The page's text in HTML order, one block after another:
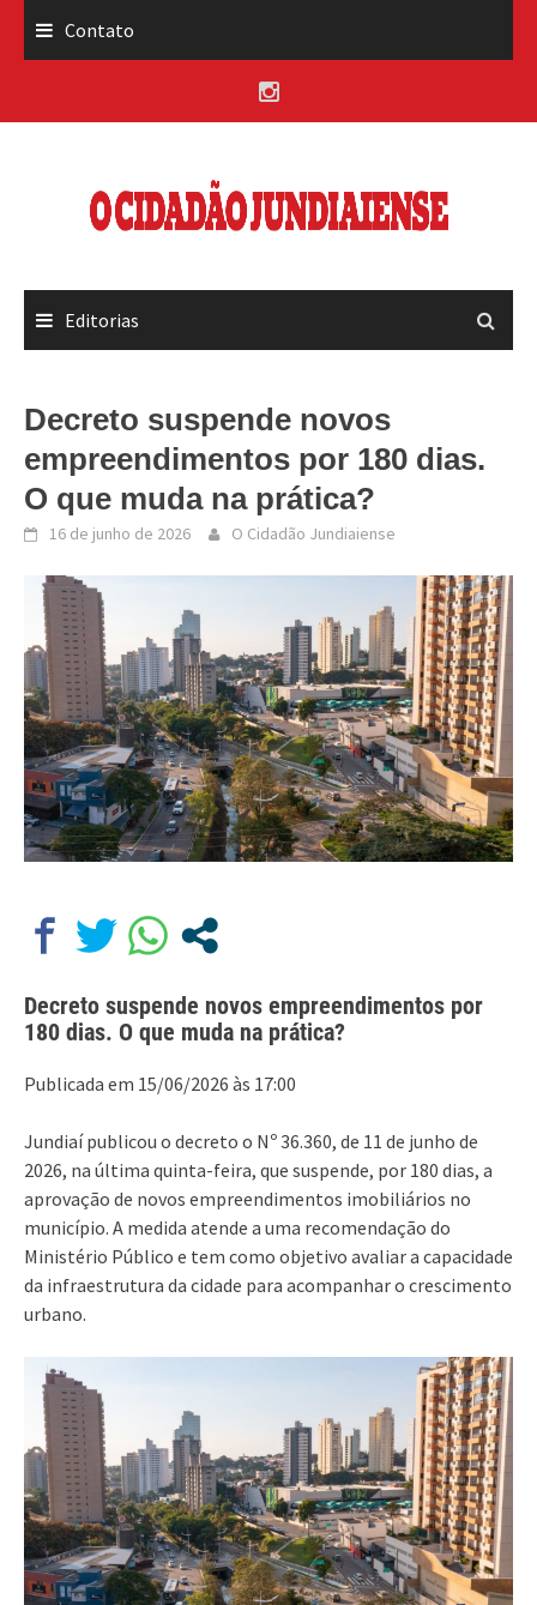
Contato
Editorias
Decreto suspende novos
empreendimentos por 180 dias.
O que muda na prática?
16 de junho de 2026 O Cidadão Jundiaiense
Decreto suspende novos empreendimentos por
180 dias. O que muda na prática?
Publicada em 15/06/2026 às 17:00
Jundiaí publicou o decreto o Nº 36.360, de 11 de junho de
2026, na última quinta-feira, que suspende, por 180 dias, a
aprovação de novos empreendimentos imobiliários no
município. A medida atende a uma recomendação do
Ministério Público e tem como objetivo avaliar a capacidade
da infraestrutura da cidade para acompanhar o crescimento
urbano.